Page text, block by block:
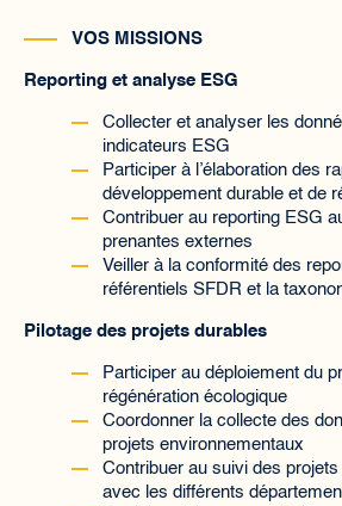
VOS MISSIONS
Reporting et analyse ESG
Collecter et analyser les
indicateurs ESG
Participer à l’élaboration des
développement durable et de
Contribuer au reporting ESG
prenantes externes
Veiller à la conformité des
référentiels SFDR et la
Pilotage des projets durables
Participer au déploiement du
régénération écologique
Coordonner la collecte des
projets environnementaux
Contribuer au suivi des
avec les différents